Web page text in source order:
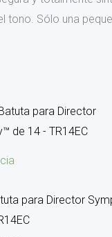
tono. Sólo una
para Director